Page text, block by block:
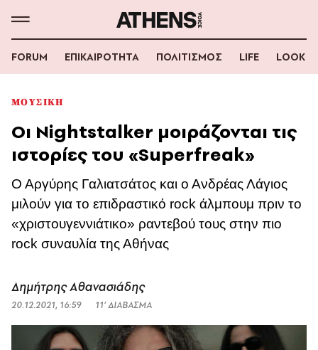
FORUM ΕΠΙΚΑΙΡΟΤΗΤΑ ΠΟΛΙΤΙΣΜΟΣ LIFE LOOK
ΜΟΥΣΙΚΗ
Οι Nightstalker μοιράζονται τις
ιστορίες του «Superfreak»
Ο Αργύρης Γαλιατσάτος και ο Ανδρέας Λάγιος
μιλούν για το επιδραστικό rock άλμπουμ πριν το
«χριστουγεννιάτικο» ραντεβού τους στην πιο
rock συναυλία της Αθήνας
Δημήτρης Αθανασιάδης
20.12.2021, 16:59 11’ ΔΙΑΒΑΣΜΑ